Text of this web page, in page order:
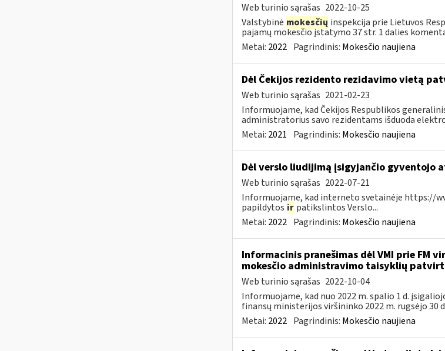
Web turinio sąrašas 2022-10-25
Valstybinė mokesčių inspekcija prie Lietuvos
pajamų mokesčio įstatymo 37 str. 1 dalies
Metai: 2022 Pagrindinis: Mokesčio naujiena
Dėl Čekijos rezidento rezidavimo vietą
Web turinio sąrašas 2021-02-23
Informuojame, kad Čekijos Respublikos
administratorius savo rezidentams išduoda
Metai: 2021 Pagrindinis: Mokesčio naujiena
Dėl verslo liudijimą įsigyjančio gyventojo
Web turinio sąrašas 2022-07-21
Informuojame, kad interneto svetainėje https://
papildytos ir patikslintos Verslo...
Metai: 2022 Pagrindinis: Mokesčio naujiena
Informacinis pranešimas dėl VMI prie FM
mokesčio administravimo taisyklių
Web turinio sąrašas 2022-10-04
Informuojame, kad nuo 2022 m. spalio 1 d.
finansų ministerijos viršininko 2022 m. rugsėjo 30
Metai: 2022 Pagrindinis: Mokesčio naujiena